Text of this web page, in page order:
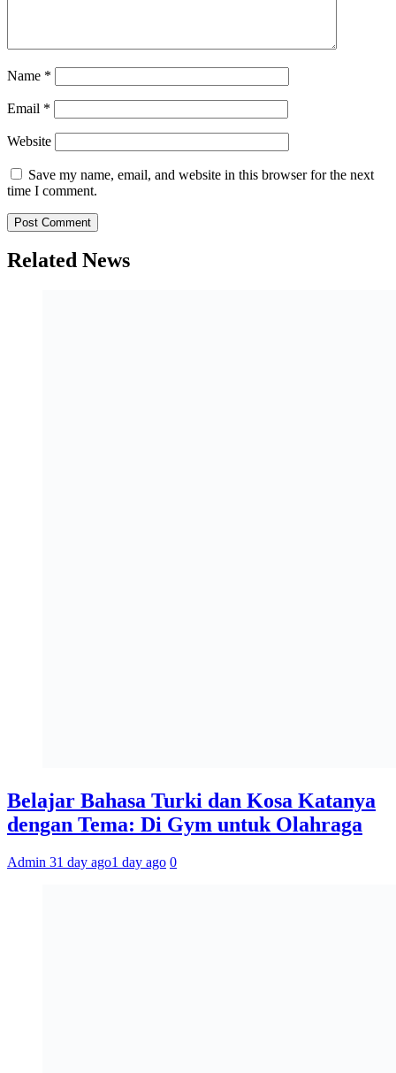
Name *
Email *
Website
Save my name, email, and website in this browser for the next
time I comment.
Related News
Belajar Bahasa Turki dan Kosa Katanya
dengan Tema: Di Gym untuk Olahraga
Admin 31 day ago1 day ago 0